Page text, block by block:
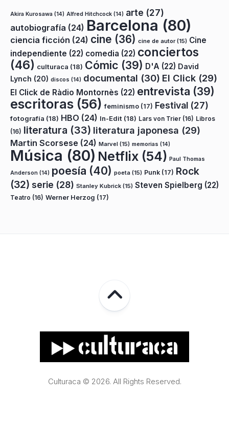
Akira Kurosawa (14) Alfred Hitchcock (14) arte (27)
autobiografía (24) Barcelona (80)
ciencia ficción (24) cine (36) cine de autor(15) Cine
independiente (22) comedia (22) conciertos
(46) culturaca (18) Cómic (39) D'A (22) David
Lynch (20) discos (14) documental (30) El Click (29)
El Click de Ràdio Montornès (22) entrevista (39)
escritoras (56) feminismo (17) Festival (27)
fotografía (18) HBO (24) In-Edit (18) Lars von Trier (16) Libros
(16) literatura (33) literatura japonesa (29)
Martin Scorsese (24) Marvel (15) memorias (14)
Música (80) Netflix (54) Paul Thomas
Anderson (14) poesía (40) poeta (15) Punk (17) Rock
(32) serie (28) Stanley Kubrick (15) Steven Spielberg (22)
Teatro (16) Werner Herzog (17)
Culturaca © 2026. All Rights Reserved.